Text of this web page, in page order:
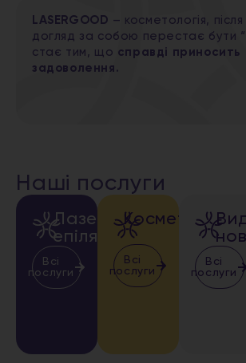
LASERGOOD – косметологія, після
догляд за собою перестає бути
стає тим, що справді приносить
задоволення.
Наші послуги
Лазерна
епіляція
Всі
послуги
Косметологія
Всі
послуги
Всі
послуги